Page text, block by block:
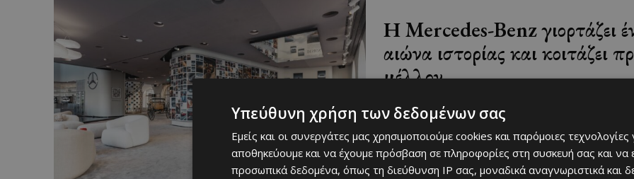
Η Mercedes-Benz γιορτάζει
αιώνα ιστορίας και κοιτάζει
μέλλον
Λίγες αυτοκινητοβιομηχανίες μπορούν να
όνομά τους έγινε συνώνυμο της ίδιας της ιστορίας
αυτοκινήτου. Η Mercedes-Benz ανήκει σε αυτή τη
Υπεύθυνη χρήση των δεδομένων σας
Εμείς και οι συνεργάτες μας χρησιμοποιούμε cookies και παρόμοιες τεχνολογίες
αποθηκεύουμε και να έχουμε πρόσβαση σε πληροφορίες στη συσκευή σας και να
προσωπικά δεδομένα, όπως τη διεύθυνση IP σας, μοναδικά αναγνωριστικά και